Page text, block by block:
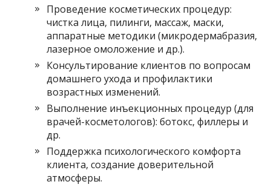
Проведение косметических процедур:
чистка лица, пилинги, массаж, маски,
аппаратные методики (микродермабразия,
лазерное омоложение и др.).
Консультирование клиентов по вопросам
домашнего ухода и профилактики
возрастных изменений.
Выполнение инъекционных процедур (для
врачей-косметологов): ботокс, филлеры и
др.
Поддержка психологического комфорта
клиента, создание доверительной
атмосферы.